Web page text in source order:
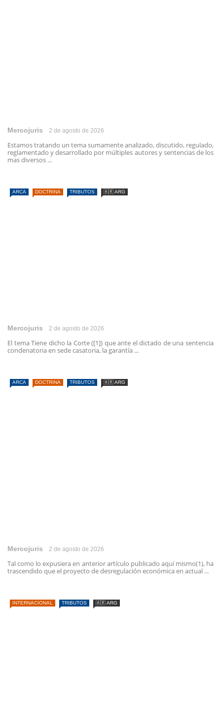
Mercojuris 2 de agosto de 2026
Estamos tratando un tema sumamente analizado, discutido, regulado,
reglamentado y desarrollado por múltiples autores y sentencias de los
mas diversos ...
ARCA DOCTRINA TRIBUTOS 🇦🇷 ARG
Mercojuris 2 de agosto de 2026
El tema Tiene dicho la Corte ([1]) que ante el dictado de una sentencia
condenatoria en sede casatoria, la garantía ...
ARCA DOCTRINA TRIBUTOS 🇦🇷 ARG
Mercojuris 2 de agosto de 2026
Tal como lo expusiera en anterior artículo publicado aquí mismo(1), ha
trascendido que el proyecto de desregulación económica en actual ...
INTERNACIONAL TRIBUTOS 🇦🇷 ARG